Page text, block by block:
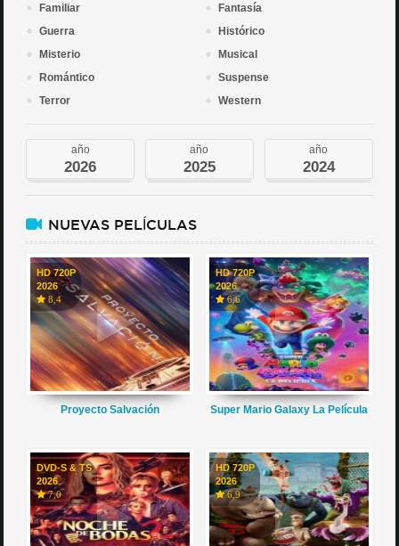
Familiar
Fantasía
Guerra
Histórico
Misterio
Musical
Romántico
Suspense
Terror
Western
año
2026
año
2025
año
2024
NUEVAS PELÍCULAS
HD 720P
2026
8,4
Proyecto Salvación
HD 720P
2026
6,6
Super Mario Galaxy La Película
DVD-S & TS
2026
7,0
HD 720P
2026
6,9